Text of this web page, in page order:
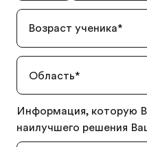
Возраст ученика*
Область*
Информация, которую
наилучшего решения